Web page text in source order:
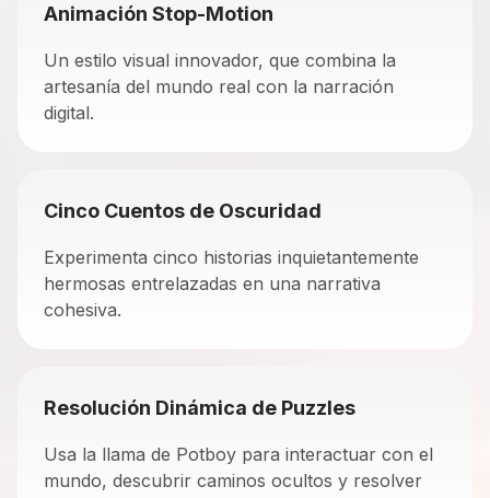
Animación Stop-Motion
Un estilo visual innovador, que combina la
artesanía del mundo real con la narración
digital.
Cinco Cuentos de Oscuridad
Experimenta cinco historias inquietantemente
hermosas entrelazadas en una narrativa
cohesiva.
Resolución Dinámica de Puzzles
Usa la llama de Potboy para interactuar con el
mundo, descubrir caminos ocultos y resolver